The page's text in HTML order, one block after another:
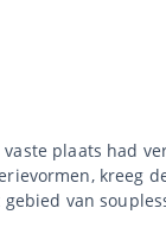
plaats had
kreeg
van